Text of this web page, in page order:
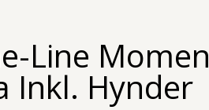
Line
Inkl. Hynder